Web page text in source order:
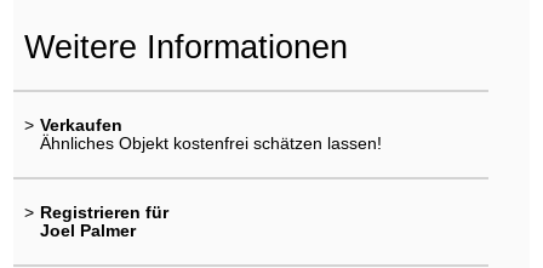
Weitere Informationen
> Verkaufen
Ähnliches Objekt kostenfrei schätzen lassen!
> Registrieren für
Joel Palmer